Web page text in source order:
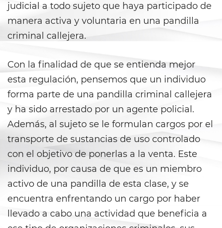
DUI con Pasajeros Menores de
14 Años
DUI en Menores de Edad
Leyes de DUI en el Estado de
California
Segunda Ofensa de DUI
Tercera Ofensa de DUI
Violencia Doméstica
Abuso de Ancianos y de
Adultos Dependientes
Abuso Infantil
judicial a todo sujeto que haya participado de
manera activa y voluntaria en una pandilla
criminal callejera.
Con la finalidad de que se entienda mejor
esta regulación, pensemos que un individuo
forma parte de una pandilla criminal callejera
y ha sido arrestado por un agente policial.
Además, al sujeto se le formulan cargos por el
transporte de sustancias de uso controlado
con el objetivo de ponerlas a la venta. Este
individuo, por causa de que es un miembro
activo de una pandilla de esta clase, y se
encuentra enfrentando un cargo por haber
llevado a cabo una actividad que beneficia a